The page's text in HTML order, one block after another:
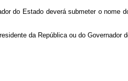
do Estado deverá submeter o nome
da República ou do Governador